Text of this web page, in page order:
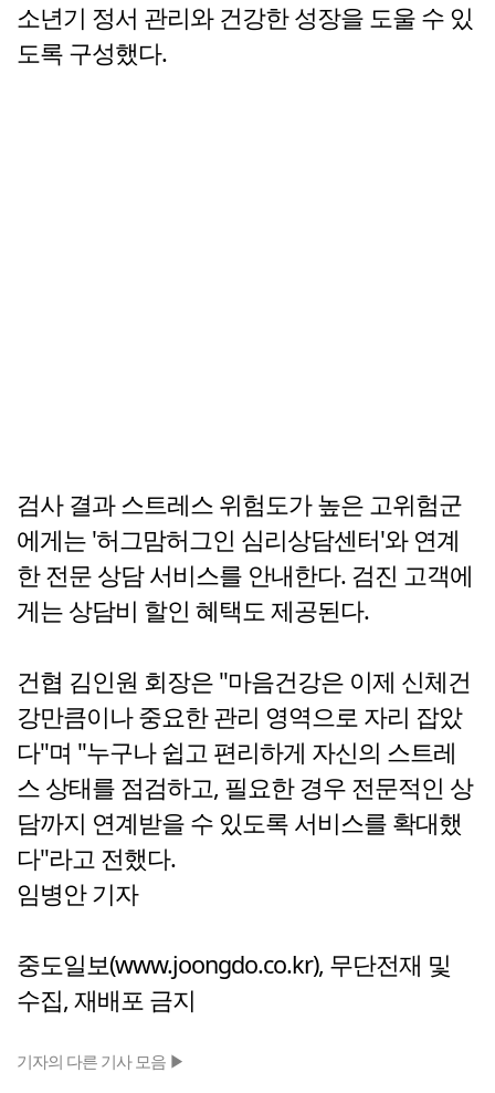
소년기 정서 관리와 건강한 성장을 도울 수 있
도록 구성했다.
검사 결과 스트레스 위험도가 높은 고위험군
에게는 '허그맘허그인 심리상담센터'와 연계
한 전문 상담 서비스를 안내한다. 검진 고객에
게는 상담비 할인 혜택도 제공된다.
건협 김인원 회장은 "마음건강은 이제 신체건
강만큼이나 중요한 관리 영역으로 자리 잡았
다"며 "누구나 쉽고 편리하게 자신의 스트레
스 상태를 점검하고, 필요한 경우 전문적인 상
담까지 연계받을 수 있도록 서비스를 확대했
다"라고 전했다.
임병안 기자
중도일보(www.joongdo.co.kr), 무단전재 및
수집, 재배포 금지
기자의 다른 기사 모음 ▶